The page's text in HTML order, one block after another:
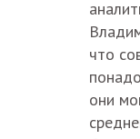
что
они